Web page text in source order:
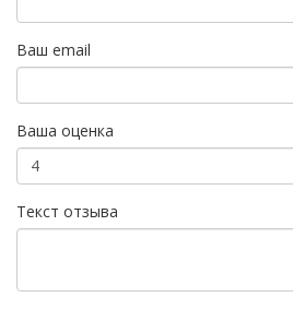
Ваш email
Ваша оценка
Текст отзыва